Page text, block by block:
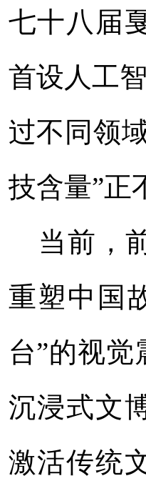
七十八届
首设人工
过不同领
技含量”正
当前，
重塑中国
台”的视
沉浸式文
激活传统